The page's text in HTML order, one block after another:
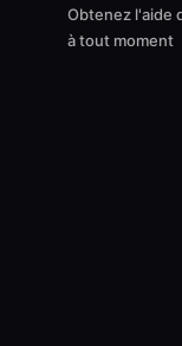
Obtenez l'aide
à tout moment